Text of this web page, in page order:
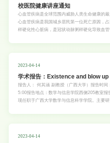
院）2023年4月17日
校医院健康讲座通知
心血管疾病是全球范围内威胁人类生命健康的
心血管疾病是我国城乡居民第一位死亡原因，
样硬化性心脏病，是冠状动脉粥样硬化导致血
15:00-17: 00讲座地点:华农大奇康综合楼三楼
院院长陈求真副主任医师讲座安排时间主讲人
何自救16:00—17:00陈求真关注血脂主讲人:1、
在广州医科大学附属第二医院工作10年。擅长
见病、多发病及部分疑难、危重疾病的诊治。2
2023-04-14
学术报告：Existence and blow
normalized solution to the
nonlinearities: Mass super-
报告人： 何其涵 副教授（广西大学）报告时
5:00报告地点：数学与信息学院西侧205教室报
现任职于广西大学数学与信息科学学院。主要
2023-04-14